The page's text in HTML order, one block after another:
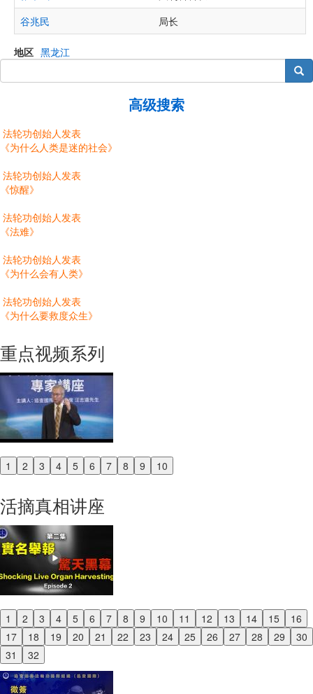
谷兆民
局长
地区 黑龙江
搜索
高级搜索
法轮功创始人发表
《为什么人类是迷的社会》
法轮功创始人发表
《惊醒》
法轮功创始人发表
《法难》
法轮功创始人发表
《为什么会有人类》
法轮功创始人发表
《为什么要救度众生》
重点视频系列
1 2 3 4 5 6 7 8 9 10
Previous
活摘真相讲座
1 2 3 4 5 6 7 8 9 10 11 12 13 14 15
16
17
18 19 20 21 22 23 24 25 26 27 28 29
30
31
32
Previous
Next